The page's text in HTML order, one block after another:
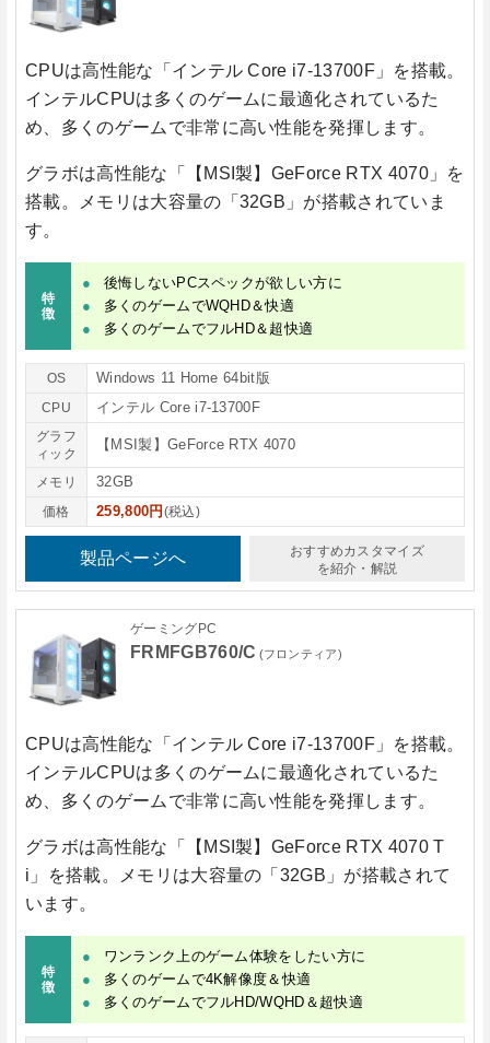
CPUは高性能な 「インテル Core i7-13700F」
を搭載。
インテルCPUは多くのゲームに最適化されているた
め、多くのゲームで非常に高い性能を発揮します。
グラボは高性能な 「【MSI製】GeForce RTX 4070」
を
搭載。メモリは大容量の 「32GB」 が搭載されていま
す。
特
徴
後悔しないPCスペックが欲しい方に
多くのゲームでWQHD＆快適
多くのゲームでフルHD＆超快適
OS Windows 11 Home 64bit版
CPU インテル Core i7-13700F
グラフ
ィック
【MSI製】GeForce RTX 4070
メモリ 32GB
価格 259,800円(税込)
製品ページへ
おすすめカスタマイズ
を紹介・解説
ゲーミングPC
FRMFGB760/C (フロンティア)
CPUは高性能な 「インテル Core i7-13700F」
を搭載。
インテルCPUは多くのゲームに最適化されているた
め、多くのゲームで非常に高い性能を発揮します。
グラボは高性能な 「【MSI製】GeForce RTX 4070 T
i」
を搭載。メモリは大容量の 「32GB」 が搭載されて
います。
特
徴
ワンランク上のゲーム体験をしたい方に
多くのゲームで4K解像度＆快適
多くのゲームでフルHD/WQHD＆超快適